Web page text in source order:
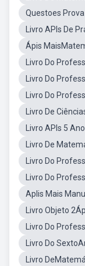
Questoes
Livro APIs De
Ápis
Livro Do
Livro Do
Livro Do
Livro De
Livro APIs 5
Livro De
Livro Do
Livro Do
Aplis Mais
Livro Objeto
Livro Do
Livro Do
Livro